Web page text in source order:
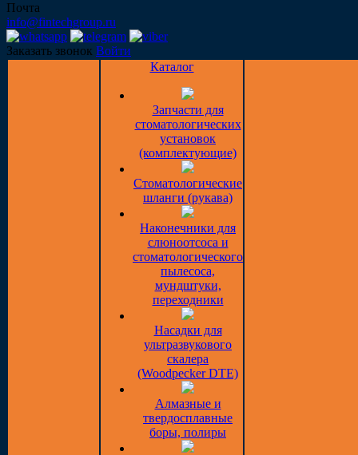
Почта
info@fintechgroup.ru
Заказать звонок Войти
Каталог
Запчасти для
стоматологических
установок
(комплектующие)
Стоматологические
шланги (рукава)
Наконечники для
слюноотсоса и
стоматологического
пылесоса,
мундштуки,
переходники
Насадки для
ультразвукового
скалера
(Woodpecker DTE)
Алмазные и
твердосплавные
боры, полиры